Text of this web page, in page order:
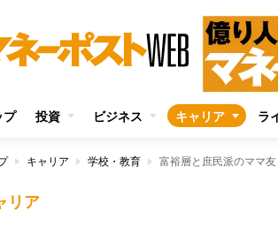
プ 投資 ビジネス キャリア ラ
キャリア 学校・教育 富裕層と庶民派のママ
リア